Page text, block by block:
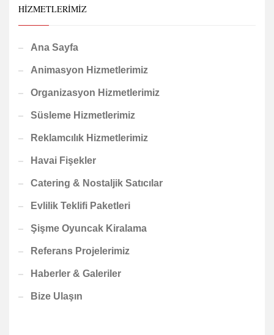
HIZMETLERIMIZ
Ana Sayfa
Animasyon Hizmetlerimiz
Organizasyon Hizmetlerimiz
Süsleme Hizmetlerimiz
Reklamcılık Hizmetlerimiz
Havai Fişekler
Catering & Nostaljik Satıcılar
Evlilik Teklifi Paketleri
Şişme Oyuncak Kiralama
Referans Projelerimiz
Haberler & Galeriler
Bize Ulaşın